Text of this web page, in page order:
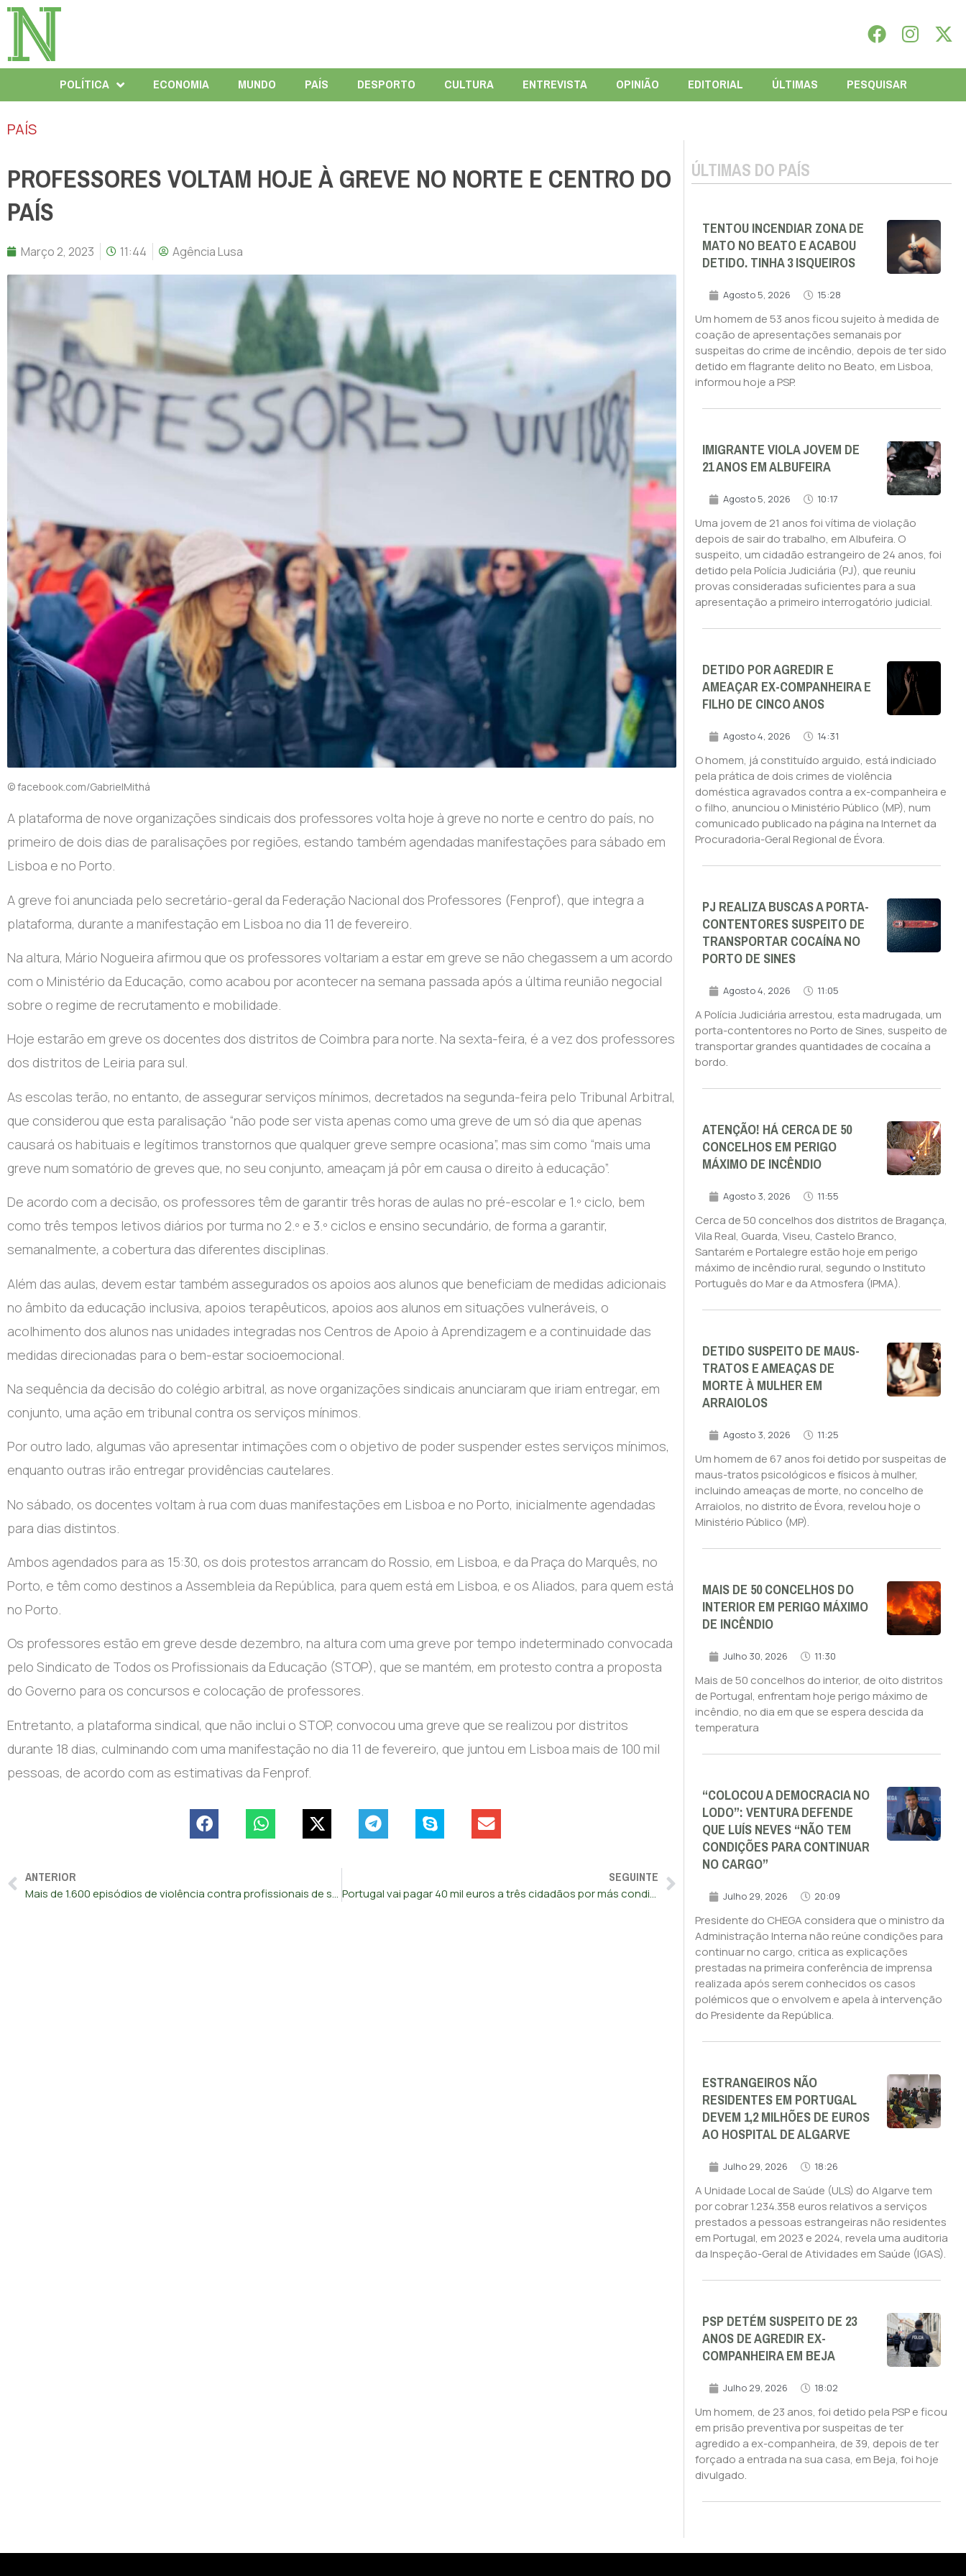
POLÍTICA ECONOMIA MUNDO PAÍS DESPORTO CULTURA ENTREVISTA OPINIÃO EDITORIAL ÚLTIMAS PESQUISAR
PAÍS
PROFESSORES VOLTAM HOJE À GREVE NO NORTE E CENTRO DO
PAÍS
Março 2, 2023 11:44 Agência Lusa
© facebook.com/GabrielMithá
A plataforma de nove organizações sindicais dos professores volta hoje à greve no norte e centro do país, no
primeiro de dois dias de paralisações por regiões, estando também agendadas manifestações para sábado em
Lisboa e no Porto.
A greve foi anunciada pelo secretário-geral da Federação Nacional dos Professores (Fenprof), que integra a
plataforma, durante a manifestação em Lisboa no dia 11 de fevereiro.
Na altura, Mário Nogueira afirmou que os professores voltariam a estar em greve se não chegassem a um acordo
com o Ministério da Educação, como acabou por acontecer na semana passada após a última reunião negocial
sobre o regime de recrutamento e mobilidade.
Hoje estarão em greve os docentes dos distritos de Coimbra para norte. Na sexta-feira, é a vez dos professores
dos distritos de Leiria para sul.
As escolas terão, no entanto, de assegurar serviços mínimos, decretados na segunda-feira pelo Tribunal Arbitral,
que considerou que esta paralisação “não pode ser vista apenas como uma greve de um só dia que apenas
causará os habituais e legítimos transtornos que qualquer greve sempre ocasiona”, mas sim como “mais uma
greve num somatório de greves que, no seu conjunto, ameaçam já pôr em causa o direito à educação”.
De acordo com a decisão, os professores têm de garantir três horas de aulas no pré-escolar e 1.º ciclo, bem
como três tempos letivos diários por turma no 2.º e 3.º ciclos e ensino secundário, de forma a garantir,
semanalmente, a cobertura das diferentes disciplinas.
Além das aulas, devem estar também assegurados os apoios aos alunos que beneficiam de medidas adicionais
no âmbito da educação inclusiva, apoios terapêuticos, apoios aos alunos em situações vulneráveis, o
acolhimento dos alunos nas unidades integradas nos Centros de Apoio à Aprendizagem e a continuidade das
medidas direcionadas para o bem-estar socioemocional.
Na sequência da decisão do colégio arbitral, as nove organizações sindicais anunciaram que iriam entregar, em
conjunto, uma ação em tribunal contra os serviços mínimos.
Por outro lado, algumas vão apresentar intimações com o objetivo de poder suspender estes serviços mínimos,
enquanto outras irão entregar providências cautelares.
No sábado, os docentes voltam à rua com duas manifestações em Lisboa e no Porto, inicialmente agendadas
para dias distintos.
Ambos agendados para as 15:30, os dois protestos arrancam do Rossio, em Lisboa, e da Praça do Marquês, no
Porto, e têm como destinos a Assembleia da República, para quem está em Lisboa, e os Aliados, para quem está
no Porto.
Os professores estão em greve desde dezembro, na altura com uma greve por tempo indeterminado convocada
pelo Sindicato de Todos os Profissionais da Educação (STOP), que se mantém, em protesto contra a proposta
do Governo para os concursos e colocação de professores.
Entretanto, a plataforma sindical, que não inclui o STOP, convocou uma greve que se realizou por distritos
durante 18 dias, culminando com uma manifestação no dia 11 de fevereiro, que juntou em Lisboa mais de 100 mil
pessoas, de acordo com as estimativas da Fenprof.
ANTERIOR
Mais de 1.600 episódios de violência contra profissionais de saúde em 2022
SEGUINTE
Portugal vai pagar 40 mil euros a três cidadãos por más condições de detenção
ÚLTIMAS DO PAÍS
TENTOU INCENDIAR ZONA DE
MATO NO BEATO E ACABOU
DETIDO. TINHA 3 ISQUEIROS
Agosto 5, 2026 15:28
Um homem de 53 anos ficou sujeito à medida de
coação de apresentações semanais por
suspeitas do crime de incêndio, depois de ter sido
detido em flagrante delito no Beato, em Lisboa,
informou hoje a PSP.
IMIGRANTE VIOLA JOVEM DE
21 ANOS EM ALBUFEIRA
Agosto 5, 2026 10:17
Uma jovem de 21 anos foi vítima de violação
depois de sair do trabalho, em Albufeira. O
suspeito, um cidadão estrangeiro de 24 anos, foi
detido pela Polícia Judiciária (PJ), que reuniu
provas consideradas suficientes para a sua
apresentação a primeiro interrogatório judicial.
DETIDO POR AGREDIR E
AMEAÇAR EX-COMPANHEIRA E
FILHO DE CINCO ANOS
Agosto 4, 2026 14:31
O homem, já constituído arguido, está indiciado
pela prática de dois crimes de violência
doméstica agravados contra a ex-companheira e
o filho, anunciou o Ministério Público (MP), num
comunicado publicado na página na Internet da
Procuradoria-Geral Regional de Évora.
PJ REALIZA BUSCAS A PORTA-
CONTENTORES SUSPEITO DE
TRANSPORTAR COCAÍNA NO
PORTO DE SINES
Agosto 4, 2026 11:05
A Polícia Judiciária arrestou, esta madrugada, um
porta-contentores no Porto de Sines, suspeito de
transportar grandes quantidades de cocaína a
bordo.
ATENÇÃO! HÁ CERCA DE 50
CONCELHOS EM PERIGO
MÁXIMO DE INCÊNDIO
Agosto 3, 2026 11:55
Cerca de 50 concelhos dos distritos de Bragança,
Vila Real, Guarda, Viseu, Castelo Branco,
Santarém e Portalegre estão hoje em perigo
máximo de incêndio rural, segundo o Instituto
Português do Mar e da Atmosfera (IPMA).
DETIDO SUSPEITO DE MAUS-
TRATOS E AMEAÇAS DE
MORTE À MULHER EM
ARRAIOLOS
Agosto 3, 2026 11:25
Um homem de 67 anos foi detido por suspeitas de
maus-tratos psicológicos e físicos à mulher,
incluindo ameaças de morte, no concelho de
Arraiolos, no distrito de Évora, revelou hoje o
Ministério Público (MP).
MAIS DE 50 CONCELHOS DO
INTERIOR EM PERIGO MÁXIMO
DE INCÊNDIO
Julho 30, 2026 11:30
Mais de 50 concelhos do interior, de oito distritos
de Portugal, enfrentam hoje perigo máximo de
incêndio, no dia em que se espera descida da
temperatura
“COLOCOU A DEMOCRACIA NO
LODO”: VENTURA DEFENDE
QUE LUÍS NEVES “NÃO TEM
CONDIÇÕES PARA CONTINUAR
NO CARGO”
Julho 29, 2026 20:09
Presidente do CHEGA considera que o ministro da
Administração Interna não reúne condições para
continuar no cargo, critica as explicações
prestadas na primeira conferência de imprensa
realizada após serem conhecidos os casos
polémicos que o envolvem e apela à intervenção
do Presidente da República.
ESTRANGEIROS NÃO
RESIDENTES EM PORTUGAL
DEVEM 1,2 MILHÕES DE EUROS
AO HOSPITAL DE ALGARVE
Julho 29, 2026 18:26
A Unidade Local de Saúde (ULS) do Algarve tem
por cobrar 1.234.358 euros relativos a serviços
prestados a pessoas estrangeiras não residentes
em Portugal, em 2023 e 2024, revela uma auditoria
da Inspeção-Geral de Atividades em Saúde (IGAS).
PSP DETÉM SUSPEITO DE 23
ANOS DE AGREDIR EX-
COMPANHEIRA EM BEJA
Julho 29, 2026 18:02
Um homem, de 23 anos, foi detido pela PSP e ficou
em prisão preventiva por suspeitas de ter
agredido a ex-companheira, de 39, depois de ter
forçado a entrada na sua casa, em Beja, foi hoje
divulgado.